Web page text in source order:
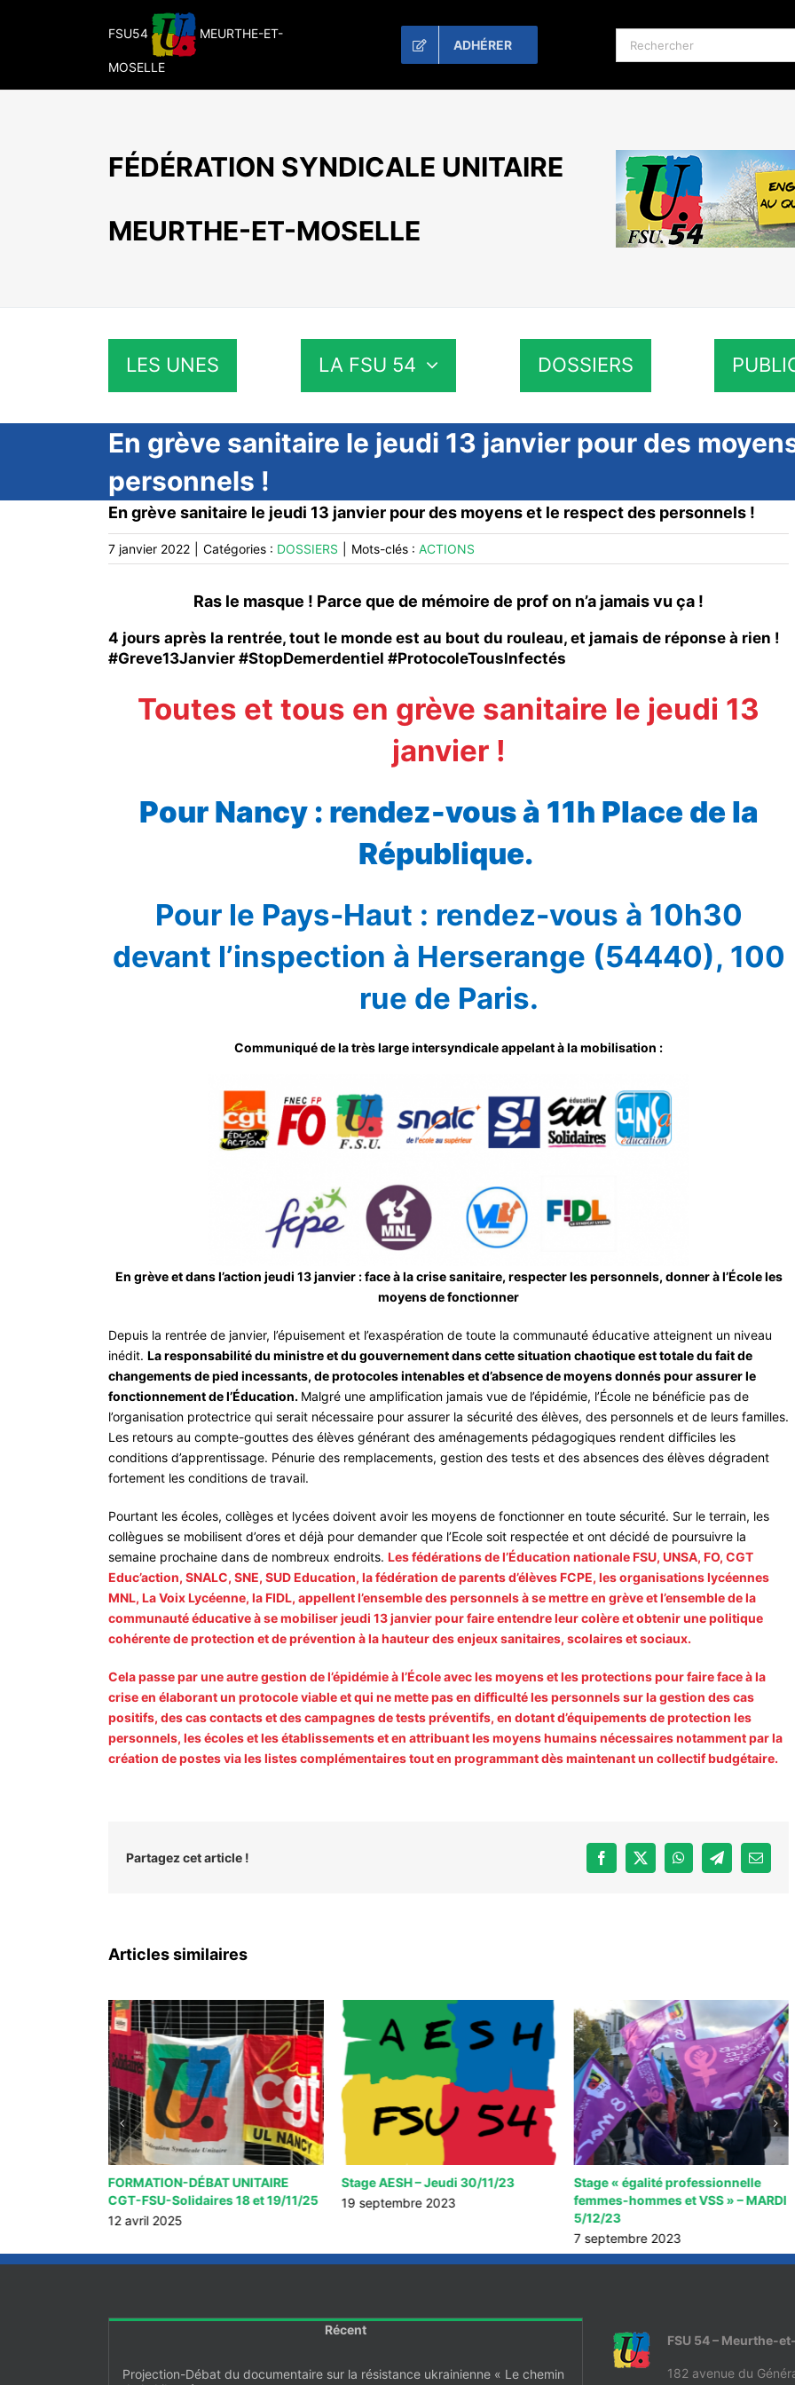
FSU54 MEURTHE-ET-
MOSELLE
ADHÉRER Rechercher:
FÉDÉRATION SYNDICALE UNITAIRE
MEURTHE-ET-MOSELLE
LES UNES LA FSU 54 DOSSIERS
En grève sanitaire le jeudi 13 janvier pour des
personnels !
En grève sanitaire le jeudi 13 janvier pour des moyens et le respect des personnels !
7 janvier 2022 Catégories : DOSSIERS Mots-clés : ACTIONS
Ras le masque ! Parce que de mémoire de prof on n’a jamais vu ça !
4 jours après la rentrée, tout le monde est au bout du rouleau, et jamais de réponse à rien !
#Greve13Janvier #StopDemerdentiel #ProtocoleTousInfectés
Toutes et tous en grève sanitaire le jeudi 13
janvier !
Pour Nancy : rendez-vous à 11h Place de la
République.
Pour le Pays-Haut : rendez-vous à 10h30
devant l’inspection à Herserange (54440), 100
rue de Paris.
Communiqué de la très large intersyndicale appelant à la mobilisation :
En grève et dans l’action jeudi 13 janvier : face à la crise sanitaire, respecter les personnels, donner à l’École les
moyens de fonctionner
Depuis la rentrée de janvier, l’épuisement et l’exaspération de toute la communauté éducative atteignent un niveau
inédit. La responsabilité du ministre et du gouvernement dans cette situation chaotique est totale du fait de
changements de pied incessants, de protocoles intenables et d’absence de moyens donnés pour assurer le
fonctionnement de l’Éducation. Malgré une amplification jamais vue de l’épidémie, l’École ne bénéficie pas de
l’organisation protectrice qui serait nécessaire pour assurer la sécurité des élèves, des personnels et de leurs familles.
Les retours au compte-gouttes des élèves générant des aménagements pédagogiques rendent difficiles les
conditions d’apprentissage. Pénurie des remplacements, gestion des tests et des absences des élèves dégradent
fortement les conditions de travail.
Pourtant les écoles, collèges et lycées doivent avoir les moyens de fonctionner en toute sécurité. Sur le terrain, les
collègues se mobilisent d’ores et déjà pour demander que l’Ecole soit respectée et ont décidé de poursuivre la
semaine prochaine dans de nombreux endroits. Les fédérations de l’Éducation nationale FSU, UNSA, FO, CGT
Educ’action, SNALC, SNE, SUD Education, la fédération de parents d’élèves FCPE, les organisations lycéennes
MNL, La Voix Lycéenne, la FIDL, appellent l’ensemble des personnels à se mettre en grève et l’ensemble de la
communauté éducative à se mobiliser jeudi 13 janvier pour faire entendre leur colère et obtenir une politique
cohérente de protection et de prévention à la hauteur des enjeux sanitaires, scolaires et sociaux.
Cela passe par une autre gestion de l’épidémie à l’École avec les moyens et les protections pour faire face à la
crise en élaborant un protocole viable et qui ne mette pas en difficulté les personnels sur la gestion des cas
positifs, des cas contacts et des campagnes de tests préventifs, en dotant d’équipements de protection les
personnels, les écoles et les établissements et en attribuant les moyens humains nécessaires notamment par la
création de postes via les listes complémentaires tout en programmant dès maintenant un collectif budgétaire.
Partagez cet article ! Facebook
X WhatsAppTelegramEmail
Articles similaires
FORMATION-DÉBAT UNITAIRE
CGT-FSU-Solidaires 18 et 19/11/25
12 avril 2025
Stage AESH – Jeudi 30/11/23
19 septembre 2023
Stage « égalité professionnelle
femmes-hommes et VSS » – MARDI
5/12/23
7 septembre 2023
Récent
Projection-Débat du documentaire sur la résistance ukrainienne « Le chemin
FSU 54 – Meurthe-
182 avenue du